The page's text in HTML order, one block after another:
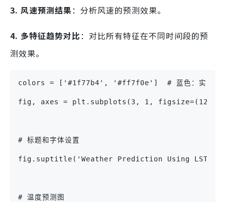
3. 风速预测结果：分析风速的预测效果。
4. 多特征趋势对比：对比所有特征在不同时间段的预
测效果。
colors = ['#1f77b4', '#ff7f0e']  # 蓝色：实际值，
fig, axes = plt.subplots(3, 1, figsize=(12,
# 标题和字体设置
fig.suptitle('Weather Prediction Using
# 温度预测图